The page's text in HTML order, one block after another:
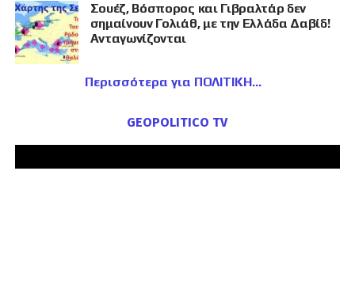
Σουέζ, Βόσπορος και Γιβραλτάρ δεν
σημαίνουν Γολιάθ, με την Ελλάδα Δαβίδ!
Ανταγωνίζονται
Περισσότερα για ΠΟΛΙΤΙΚΗ
GEOPOLITICO TV